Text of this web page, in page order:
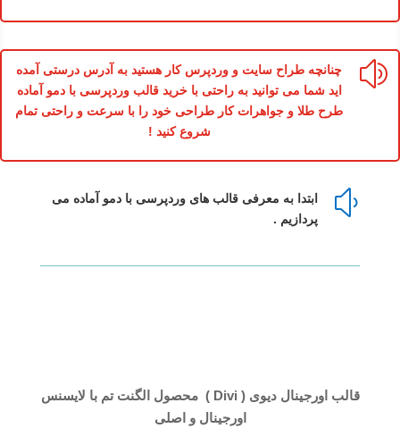
z
چنانچه طراح سایت و وردپرس کار هستید به آدرس درستی آمده
اید شما می توانید به راحتی با خرید قالب وردپرسی با دمو آماده
طرح طلا و جواهرات کار طراحی خود را با سرعت و راحتی تمام
شروع کنید !
y
ابتدا به معرفی قالب های وردپرسی با دمو آماده می
پردازیم .
قالب اورجینال دیوی ( Divi ) محصول الگنت تم با لایسنس
اورجینال و اصلی